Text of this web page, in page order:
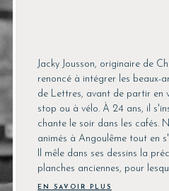
Jacky Jousson, originaire de
renoncé à intégrer les beaux-
de Lettres, avant de partir en
stop ou à vélo. À 24 ans, il
chante le soir dans les cafés.
animés à Angoulême tout en
Il mêle dans ses dessins la
planches anciennes, pour
EN SAVOIR PLUS